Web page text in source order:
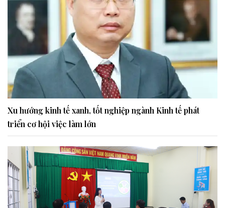
Xu hướng kinh tế xanh, tốt nghiệp ngành Kinh tế phát
triển cơ hội việc làm lớn